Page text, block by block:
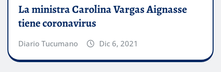
La ministra Carolina Vargas Aignasse
tiene coronavirus
Diario Tucumano Dic 6, 2021